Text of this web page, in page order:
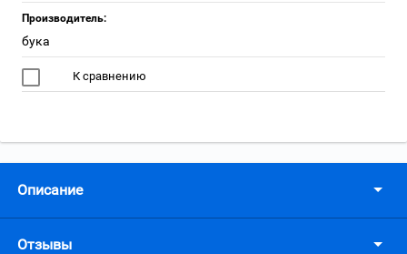
Производитель:
бука
К сравнению
Описание
Отзывы